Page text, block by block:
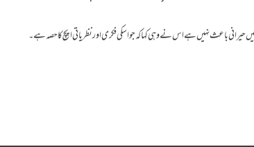
حیرانی باعث نہیں ہے اس نے وہی کہا کہ جو اسکی فکری اور نظریاتی اپچ کا حصہ ہے۔